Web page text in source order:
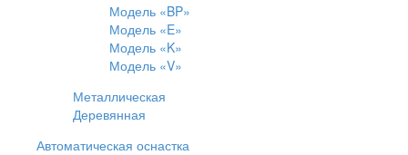
Модель «BP»
Модель «E»
Модель «K»
Модель «V»
Металлическая
Деревянная
Автоматическая оснастка